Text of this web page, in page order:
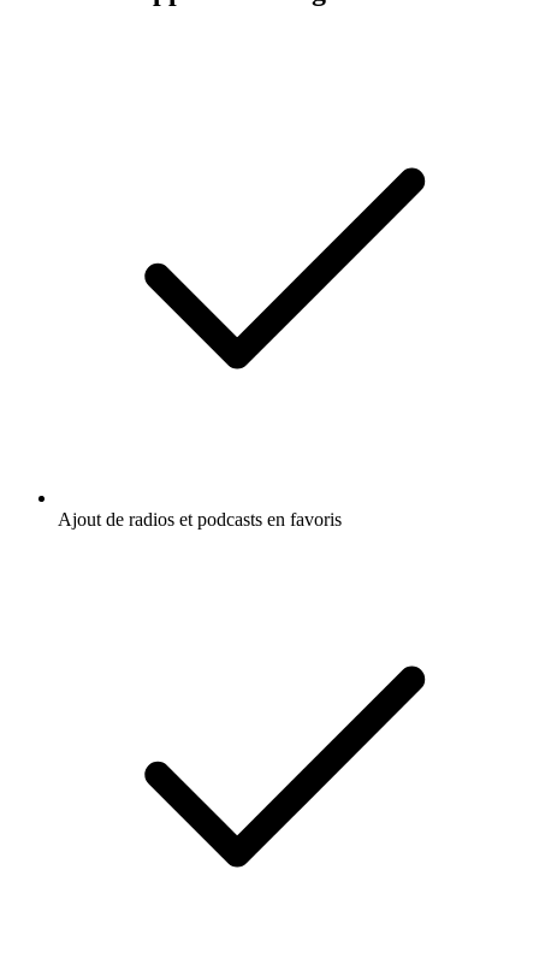
Ajout de radios et podcasts en favoris